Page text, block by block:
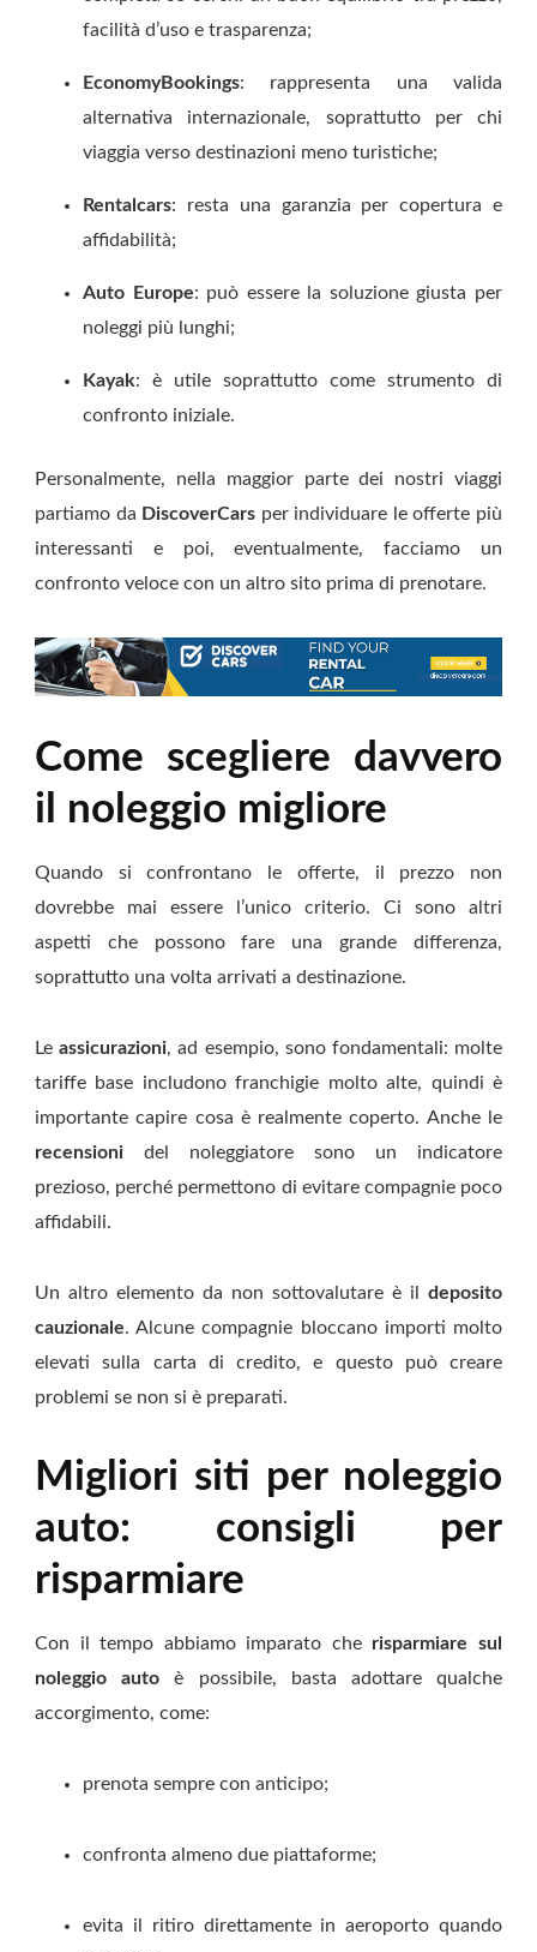
facilità d’uso e trasparenza;
EconomyBookings: rappresenta una valida
alternativa internazionale, soprattutto per chi
viaggia verso destinazioni meno turistiche;
Rentalcars: resta una garanzia per copertura e
affidabilità;
Auto Europe: può essere la soluzione giusta per
noleggi più lunghi;
Kayak: è utile soprattutto come strumento di
confronto iniziale.
Personalmente, nella maggior parte dei nostri viaggi
partiamo da DiscoverCars per individuare le offerte più
interessanti e poi, eventualmente, facciamo un
confronto veloce con un altro sito prima di prenotare.
Come scegliere davvero
il noleggio migliore
Quando si confrontano le offerte, il prezzo non
dovrebbe mai essere l’unico criterio. Ci sono altri
aspetti che possono fare una grande differenza,
soprattutto una volta arrivati a destinazione.
Leassicurazioni, ad esempio, sono fondamentali: molte
tariffe base includono franchigie molto alte, quindi è
importante capire cosa è realmente coperto. Anche le
recensioni del noleggiatore sono un indicatore
prezioso, perché permettono di evitare compagnie poco
affidabili.
Un altro elemento da non sottovalutare è il deposito
cauzionale. Alcune compagnie bloccano importi molto
elevati sulla carta di credito, e questo può creare
problemi se non si è preparati.
Migliori siti per noleggio
auto: consigli per
risparmiare
Con il tempo abbiamo imparato che risparmiare sul
noleggio auto è possibile, basta adottare qualche
accorgimento, come:
prenota sempre con anticipo;
confronta almeno due piattaforme;
evita il ritiro direttamente in aeroporto quando